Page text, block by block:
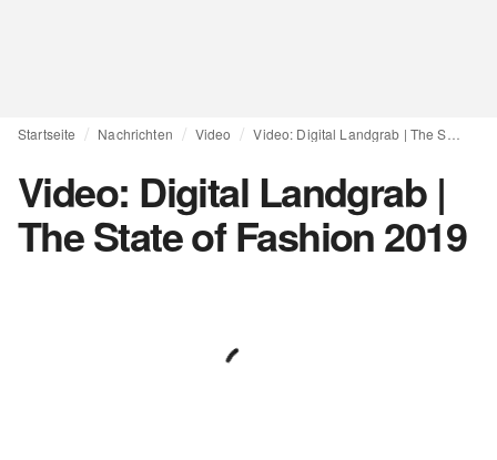
Startseite Nachrichten Video
Video: Digital Landgrab |
The State of Fashion 2019